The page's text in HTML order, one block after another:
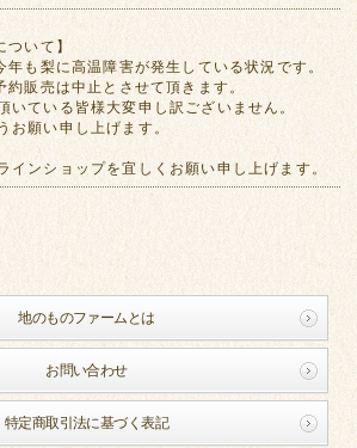
ついて】
も梨に高温障害が発生している状況です。
販売は中止とさせて頂きます。
いている皆様大変申し訳ございません。
お願い申し上げます。
インショップを宜しくお願い申し上げます。
地のものファームとは
お問い合わせ
特定商取引法に基づく表記